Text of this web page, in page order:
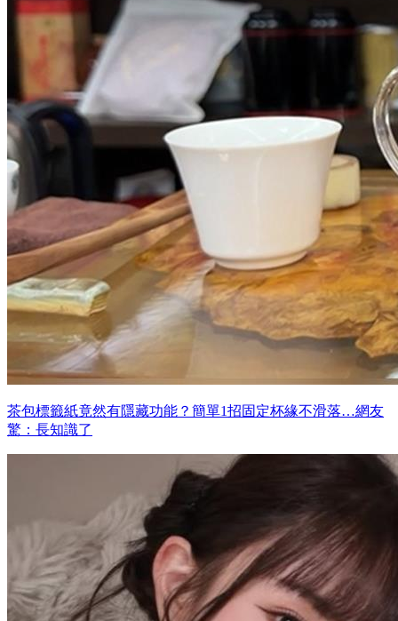
茶包標籤紙竟然有隱藏功能？簡單1招固定杯緣不滑落…網友
驚：長知識了